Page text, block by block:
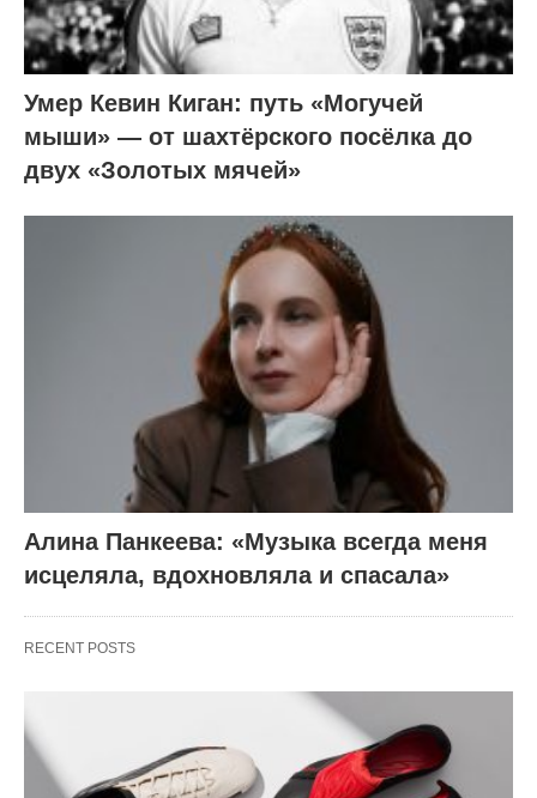
Умер Кевин Киган: путь «Могучей
мыши» — от шахтёрского посёлка до
двух «Золотых мячей»
Алина Панкеева: «Музыка всегда меня
исцеляла, вдохновляла и спасала»
RECENT POSTS